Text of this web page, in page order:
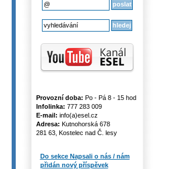
Provozní doba: Po - Pá 8 - 15 hod
Infolinka: 777 283 009
E-mail: info(a)esel.cz
Adresa: Kutnohorská 678
281 63, Kostelec nad Č. lesy
Do sekce Napsali o nás / nám
přidán nový příspěvek